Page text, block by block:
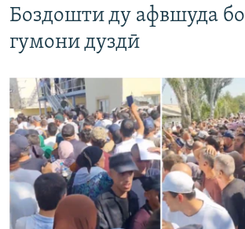
Боздошти ду афвшуда бо
гумони дуздӣ